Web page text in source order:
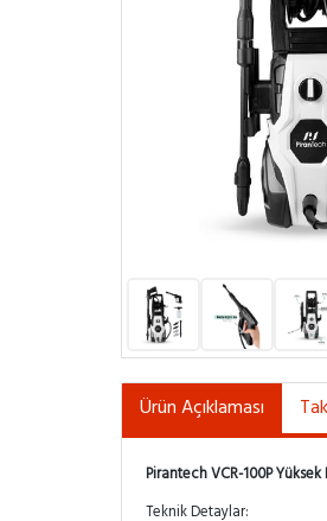
Ürün Açıklaması
Pirantech VCR-100P
Teknik Detaylar: